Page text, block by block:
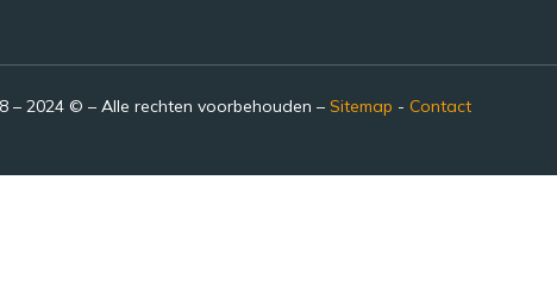
– 2024 © – Alle rechten voorbehouden – Sitemap - Contact